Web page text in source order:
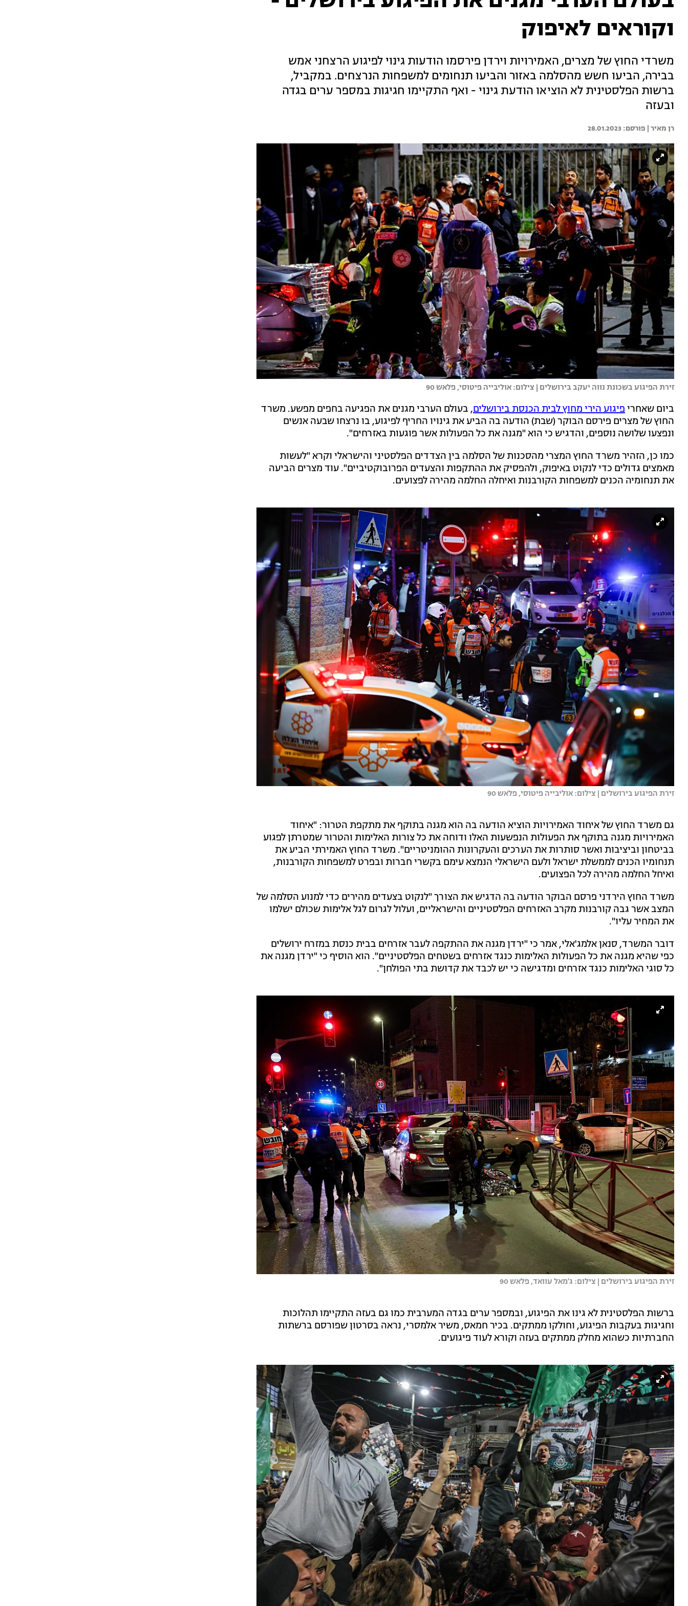
וקוראים לאיפוק
משרדי החוץ של מצרים, האמירויות וירדן פירסמו הודעות גינוי לפיגוע הרצחני אמש
בבירה, הביעו חשש מהסלמה באזור והביעו תנחומים למשפחות הנרצחים. במקביל,
ברשות הפלסטינית לא הוציאו הודעת גינוי - ואף התקיימו חגיגות במספר ערים בגדה
ובעזה
רן מאיר | 28.01.2023
זירת הפיגוע בשכונת נווה יעקב בירושלים | צילום: אוליבייה פיטוסי, פלאש 90
ביום שאחריפיגוע הירי מחוץ לבית הכנסת בירושלים, בעולם הערבי מגנים את הפגיעה בחפים מפשע. משרד
החוץ של מצרים פירסם הבוקר (שבת) הודעה בה הביע את גינויו החריף לפיגוע, בו נרצחו שבעה אנשים
ונפצעו שלושה נוספים, והדגיש כי הוא "מגנה את כל הפעולות אשר פוגעות באזרחים".
כמו כן, הזהיר משרד החוץ המצרי מהסכנות של הסלמה בין הצדדים הפלסטיני והישראלי וקרא "לעשות
מאמצים גדולים כדי לנקוט באיפוק, ולהפסיק את ההתקפות והצעדים הפרובוקטיביים". עוד מצרים הביעה
את תנחומיה הכנים למשפחות הקורבנות ואיחלה החלמה מהירה לפצועים.
זירת הפיגוע בירושלים | צילום: אוליבייה פיטוסי, פלאש 90
גם משרד החוץ של איחוד האמירויות הוציא הודעה בה הוא מגנה בתוקף את מתקפת הטרור: "איחוד
האמירויות מגנה בתוקף את הפעולות הנפשעות האלו ודוחה את כל צורות האלימות והטרור שמטרתן לפגוע
בביטחון וביציבות ואשר סותרות את הערכים והעקרונות ההומניטריים". משרד החוץ האמירתי הביע את
תנחומיו הכנים לממשלת ישראל ולעם הישראלי הנמצא עימם בקשרי חברות ובפרט למשפחות הקורבנות,
ואיחל החלמה מהירה לכל הפצועים.
משרד החוץ הירדני פרסם הבוקר הודעה בה הדגיש את הצורך "לנקוט בצעדים מהירים כדי למנוע הסלמה של
המצב אשר גבה קורבנות מקרב האזרחים הפלסטיניים והישראליים, ועלול לגרום לגל אלימות שכולם ישלמו
את המחיר עליו".
דובר המשרד, סנאן אלמג'אלי, אמר כי "ירדן מגנה את ההתקפה לעבר אזרחים בבית כנסת במזרח ירושלים
כפי שהיא מגנה את כל הפעולות האלימות כנגד אזרחים בשטחים הפלסטיניים". הוא הוסיף כי "ירדן מגנה את
כל סוגי האלימות כנגד אזרחים ומדגישה כי יש לכבד את קדושת בתי הפולחן".
זירת הפיגוע בירושלים | צילום: ג'מאל עוואד, פלאש 90
ברשות הפלסטינית לא גינו את הפיגוע, ובמספר ערים בגדה המערבית כמו גם בעזה התקיימו תהלוכות
וחגיגות בעקבות הפיגוע, וחולקו ממתקים. בכיר חמאס, משיר אלמסרי, נראה בסרטון שפורסם ברשתות
החברתיות כשהוא מחלק ממתקים בעזה וקורא לעוד פיגועים.